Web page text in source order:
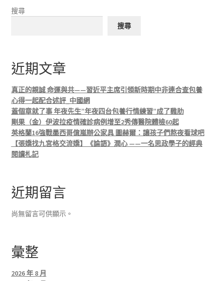
搜尋
搜尋
近期文章
真正的親誠 命運與共——習近平主席引領新時期中非連合查包養
心得一起配合述評_中國網
蓋個章就了事 年夜先生”年夜四台包養行情練習”成了雞肋
剛果（金）伊波拉疫情確診病例增至2秀傳醫院體檢60起
英格蘭16強戰墨西哥億嵐辦公家具 圖赫爾：讓孩子們熬夜看球吧
【張嬌找九宮格交流嬌】《論語》潤心 ——一名思政學子的經典
閱讀札記
近期留言
尚無留言可供顯示。
彙整
2026 年 8 月